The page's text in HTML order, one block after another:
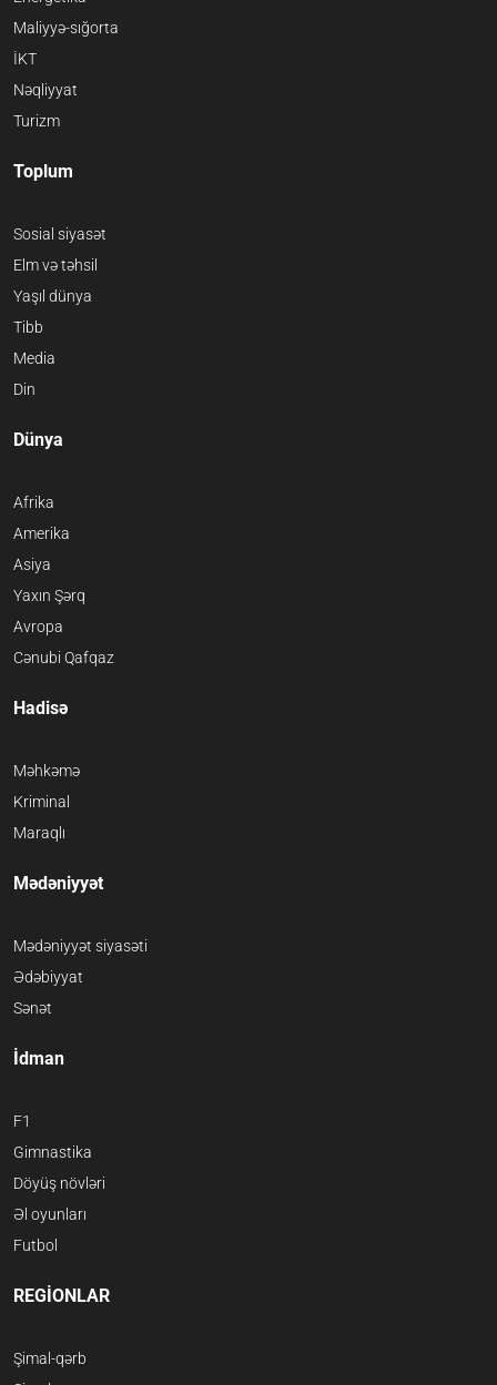
Maliyyə-sığorta
İKT
Nəqliyyat
Turizm
Toplum
Sosial siyasət
Elm və təhsil
Yaşıl dünya
Tibb
Media
Din
Dünya
Afrika
Amerika
Asiya
Yaxın Şərq
Avropa
Cənubi Qafqaz
Hadisə
Məhkəmə
Kriminal
Maraqlı
Mədəniyyət
Mədəniyyət siyasəti
Ədəbiyyat
Sənət
İdman
F1
Gimnastika
Döyüş növləri
Əl oyunları
Futbol
REGİONLAR
Şimal-qərb